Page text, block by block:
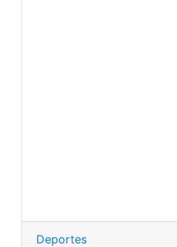
Deportes